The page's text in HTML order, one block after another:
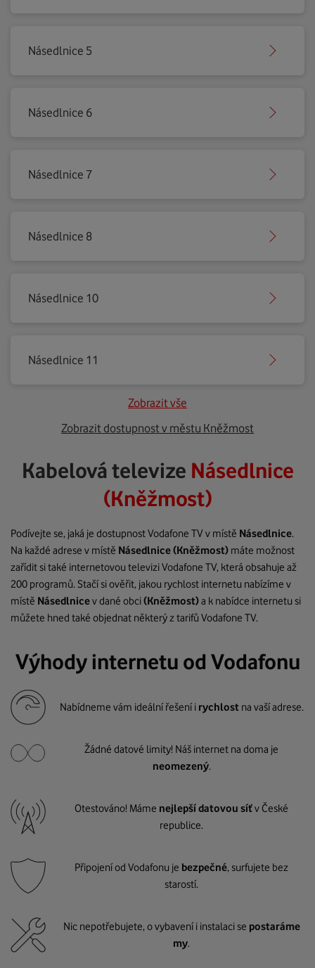
Násedlnice 5
Násedlnice 6
Násedlnice 7
Násedlnice 8
Násedlnice 10
Násedlnice 11
Zobrazit vše
Zobrazit dostupnost v městu Kněžmost
Kabelová televize Násedlnice
(Kněžmost)
Podívejte se, jaká je dostupnost Vodafone TV v místě Násedlnice.
Na každé adrese v místě Násedlnice(Kněžmost) máte možnost
zařídit si také internetovou televizi Vodafone TV, která obsahuje až
200 programů. Stačí si ověřit, jakou rychlost internetu nabízíme v
místě Násedlnicev dané obci(Kněžmost)a k nabídce internetu si
můžete hned také objednat některý z tarifů Vodafone TV.
Výhody internetu od Vodafonu
Nabídneme vám ideální řešení i rychlost na vaší adrese.
Žádné datové limity! Náš internet na doma je
neomezený.
Otestováno! Máme nejlepší datovou síťv České
republice.
Připojení od Vodafonu je bezpečné, surfujete bez
starostí.
Nic nepotřebujete, o vybavení i instalaci se postaráme
my.